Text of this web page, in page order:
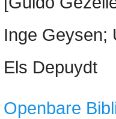
Inge Geysen;
Els Depuydt
Openbare